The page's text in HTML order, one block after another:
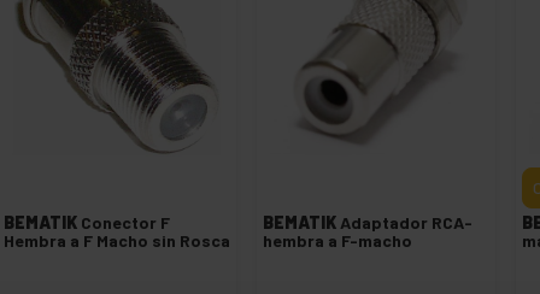
BEMATIK Conector F
Hembra a F Macho sin Rosca
BEMATIK Adaptador RCA-
hembra a F-macho